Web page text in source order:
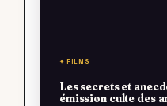
✦ FILMS
Les secrets et
émission culte des